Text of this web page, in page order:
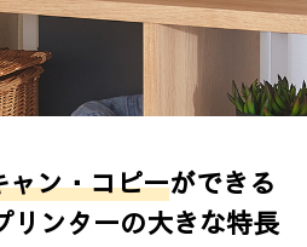
ャン・コピーができる
リンターの大きな特長